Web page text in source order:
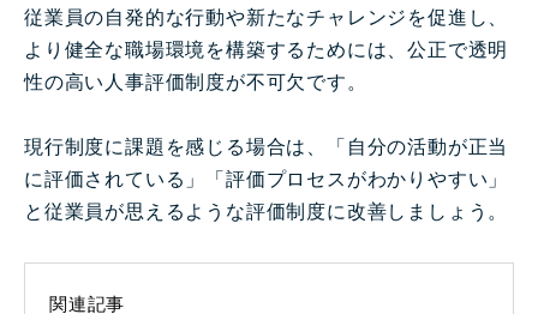
従業員の自発的な行動や新たなチャレンジを促進し、
より健全な職場環境を構築するためには、公正で透明
性の高い人事評価制度が不可欠です。
現行制度に課題を感じる場合は、「自分の活動が正当
に評価されている」「評価プロセスがわかりやすい」
と従業員が思えるような評価制度に改善しましょう。
関連記事